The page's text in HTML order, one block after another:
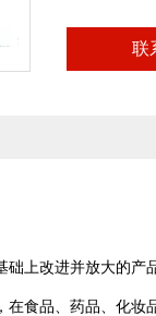
联
上改进并放大的
食品、药品、化